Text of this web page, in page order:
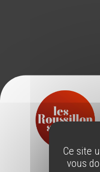
Ce site
vous